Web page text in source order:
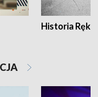
Historia Ręką